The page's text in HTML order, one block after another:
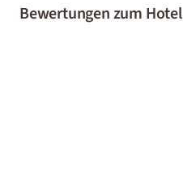
Bewertungen zum Hotel